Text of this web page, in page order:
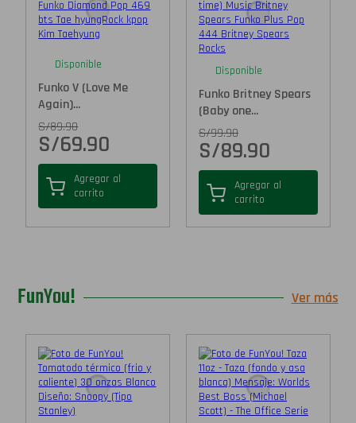
Disponible
Funko V (Love Me
Again)...
S/89.90
S/69.90
Agregar al
carrito
Disponible
Funko Britney Spears
(Baby one...
S/99.90
S/89.90
Agregar al
carrito
FunYou! Ver más